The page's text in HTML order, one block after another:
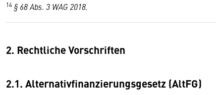
14 § 68 Abs. 3 WAG 2018.
2. Rechtliche Vorschriften
2.1. Alternativfinanzierungsgesetz (AltFG)